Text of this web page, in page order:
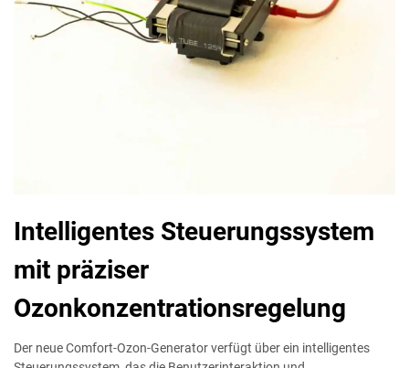
Intelligentes Steuerungssystem
mit präziser
Ozonkonzentrationsregelung
Der neue Comfort-Ozon-Generator verfügt über ein intelligentes